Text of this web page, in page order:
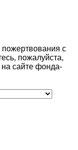
пожертвования с
пожалуйста,
сайте фонда-